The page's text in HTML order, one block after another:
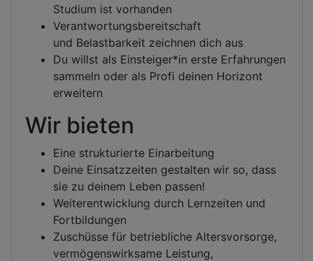
Studium ist vorhanden
Verantwortungsbereitschaft
und Belastbarkeit zeichnen dich aus
Du willst als Einsteiger*in erste Erfahrungen
sammeln oder als Profi deinen Horizont
erweitern
Wir bieten
Eine strukturierte Einarbeitung
Deine Einsatzzeiten gestalten wir so, dass
sie zu deinem Leben passen!
Weiterentwicklung durch Lernzeiten und
Fortbildungen
Zuschüsse für betriebliche Altersvorsorge,
vermögenswirksame Leistung,